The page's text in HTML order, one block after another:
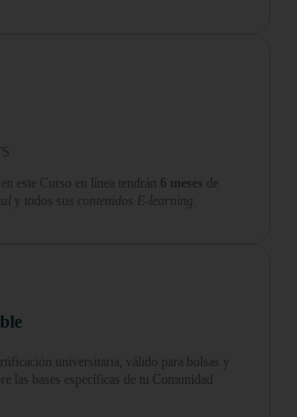
este Curso en línea tendrán 6 meses de
y todos sus contenidos E-learning.
universitaria, válido para bolsas y
las bases específicas de tu Comunidad